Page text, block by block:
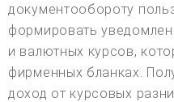
документообороту
формировать
и валютных курсов,
фирменных бланках.
доход от курсовых